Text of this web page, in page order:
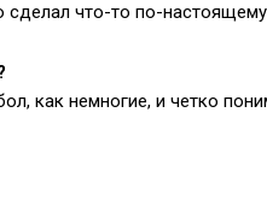
что-то по-
как немногие, и четко